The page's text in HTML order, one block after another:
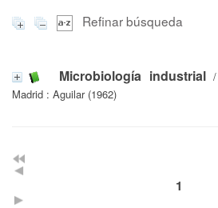
Refinar búsqueda
Microbiología industrial/
Madrid : Aguilar (1962)
1